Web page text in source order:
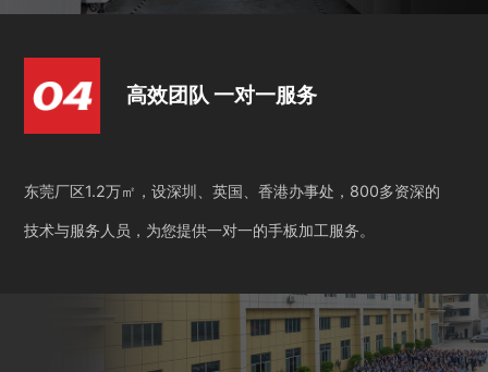
高效团队 一对一服务
东莞厂区1.2万㎡，设深圳、英国、香港办事处，800多资深的
技术与服务人员，为您提供一对一的手板加工服务。